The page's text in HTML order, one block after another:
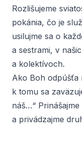
Rozlišujeme
pokánia, čo je
usilujme sa o
a sestrami, v
a kolektívoch.
Ako Boh odpúšťa
k tomu sa
náš…“
a privádzajme